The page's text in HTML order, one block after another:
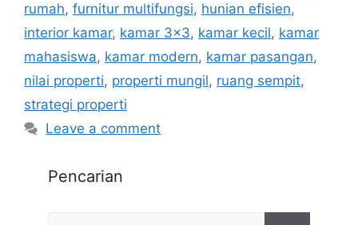
rumah, furnitur multifungsi, hunian efisien,
interior kamar, kamar 3x3, kamar kecil, kamar
mahasiswa, kamar modern, kamar pasangan,
nilai properti, properti mungil, ruang sempit,
strategi properti
Leave a comment
Pencarian